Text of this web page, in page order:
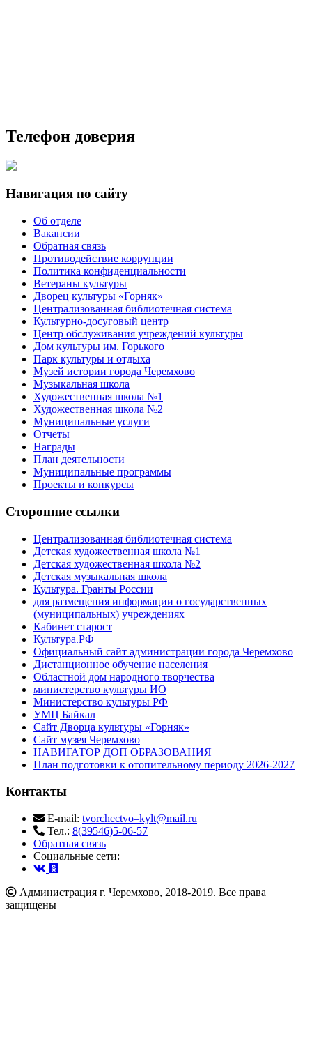
Телефон доверия
Навигация по сайту
Об отделе
Вакансии
Обратная связь
Противодействие коррупции
Политика конфиденциальности
Ветераны культуры
Дворец культуры «Горняк»
Централизованная библиотечная система
Культурно-досуговый центр
Центр обслуживания учреждений культуры
Дом культуры им. Горького
Парк культуры и отдыха
Музей истории города Черемхово
Музыкальная школа
Художественная школа №1
Художественная школа №2
Муниципальные услуги
Отчеты
Награды
План деятельности
Муниципальные программы
Проекты и конкурсы
Сторонние ссылки
Централизованная библиотечная система
Детская художественная школа №1
Детская художественная школа №2
Детская музыкальная школа
Культура. Гранты России
для размещения информации о государственных
(муниципальных) учреждениях
Кабинет старост
Культура.РФ
Официальный сайт администрации города Черемхово
Дистанционное обучение населения
Областной дом народного творчества
министерство культуры ИО
Министерство культуры РФ
УМЦ Байкал
Сайт Дворца культуры «Горняк»
Сайт музея Черемхово
НАВИГАТОР ДОП ОБРАЗОВАНИЯ
План подготовки к отопительному периоду 2026-2027
Контакты
E-mail: tvorchectvo–kylt@mail.ru
Тел.: 8(39546)5-06-57
Обратная связь
Cоциальные сети:
Администрация г. Черемхово, 2018-2019. Все права
защищены